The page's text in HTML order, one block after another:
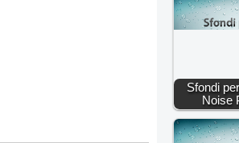
Sfondi
Noise